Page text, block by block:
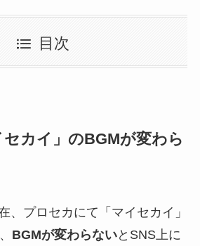
目次
カイ」のBGMが変わら
、プロセカにて「マイセカイ」
BGMが変わらないとSNS上に